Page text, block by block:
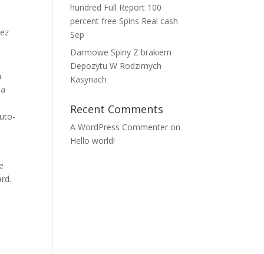
hundred Full Report 100
percent free Spins Real cash
Sep
Darmowe Spiny Z brakiem
Depozytu W Rodzimych
Kasynach
Recent Comments
A WordPress Commenter on
Hello world!